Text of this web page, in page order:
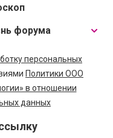
форума
персональных
Политики ООО
в отношении
данных